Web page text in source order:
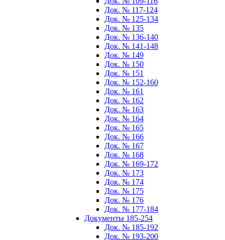
Док. № 117-124
Док. № 125-134
Док. № 135
Док. № 136-140
Док. № 141-148
Док. № 149
Док. № 150
Док. № 151
Док. № 152-160
Док. № 161
Док. № 162
Док. № 163
Док. № 164
Док. № 165
Док. № 166
Док. № 167
Док. № 168
Док. № 169-172
Док. № 173
Док. № 174
Док. № 175
Док. № 176
Док. № 177-184
Документы 185-254
Док. № 185-192
Док. № 193-200